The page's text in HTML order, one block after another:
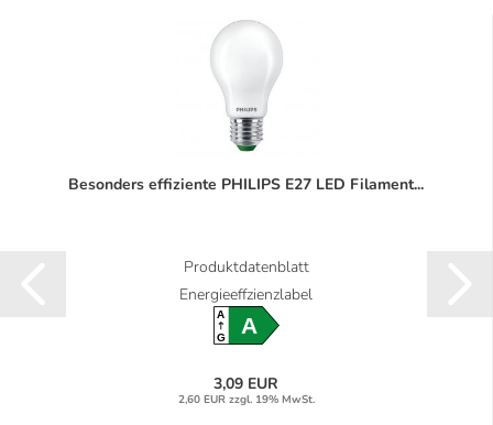
Besonders effiziente PHILIPS E27 LED Filament...
Produktdatenblatt
Energieeffzienzlabel
A
GA
3,09 EUR
2,60 EUR zzgl. 19% MwSt.